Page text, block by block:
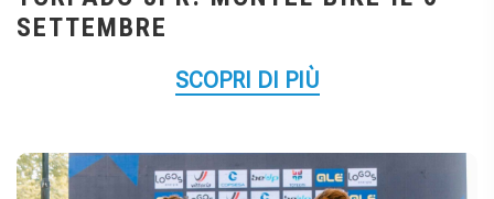
SETTEMBRE
SCOPRI DI PIÙ